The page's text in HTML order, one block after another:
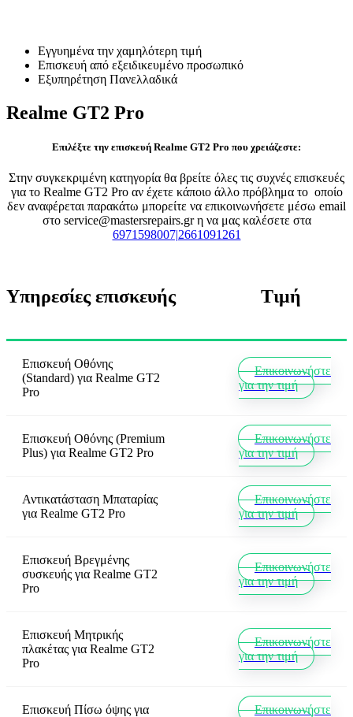
Εγγυημένα την χαμηλότερη τιμή
Επισκευή από εξειδικευμένο προσωπικό
Εξυπηρέτηση Πανελλαδικά
Realme GT2 Pro
Επιλέξτε την επισκευή Realme GT2 Pro που χρειάζεστε:
Στην συγκεκριμένη κατηγορία θα βρείτε όλες τις συχνές επισκευές
για το Realme GT2 Pro αν έχετε κάποιο άλλο πρόβλημα το οποίο
δεν αναφέρεται παρακάτω μπορείτε να επικοινωνήσετε μέσω email
στο service@mastersrepairs.gr η να μας καλέσετε στα
6971598007|2661091261
Υπηρεσίες επισκευής Τιμή
Επισκευή Οθόνης
(Standard) για Realme GT2
Pro
Επικοινωνήστε
για την τιμή
Επισκευή Οθόνης (Premium
Plus) για Realme GT2 Pro
Επικοινωνήστε
για την τιμή
Αντικατάσταση Μπαταρίας
για Realme GT2 Pro
Επικοινωνήστε
για την τιμή
Επισκευή Βρεγμένης
συσκευής για Realme GT2
Pro
Επικοινωνήστε
για την τιμή
Επισκευή Μητρικής
πλακέτας για Realme GT2
Pro
Επικοινωνήστε
για την τιμή
Επισκευή Πίσω όψης για Επικοινωνήστε